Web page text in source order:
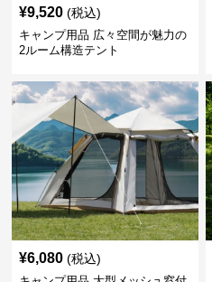
¥9,520 (税込)
キャンプ用品 広々空間が魅力の
2ルーム構造テント
¥6,080 (税込)